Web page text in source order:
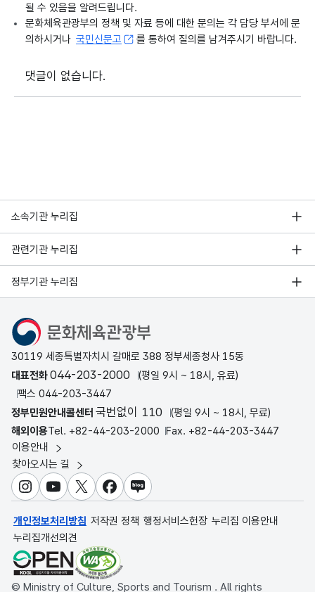
될 수 있음을 알려드립니다.
문화체육관광부의 정책 및 자료 등에 대한 문의는 각 담당 부서에 문
의하시거나 국민신문고 를 통하여 질의를 남겨주시기 바랍니다.
댓글이 없습니다.
소속기관 누리집
관련기관 누리집
정부기관 누리집
문화체육관광부
30119 세종특별자치시 갈매로 388 정부세종청사 15동
대표전화044-203-2000
(평일 9시 ~ 18시, 유료)
팩스 044-203-3447
정부민원안내콜센터 국번없이 110
(평일 9시 ~ 18시, 무료)
해외이용Tel. +82-44-203-2000 Fax. +82-44-203-3447
이용안내
찾아오시는 길
인스타그램
유튜브X 페이스북
블로그
개인정보처리방침 저작권 정책 행정서비스헌장 누리집 이용안내
누리집개선의견
© Ministry of Culture, Sports and Tourism . All rights